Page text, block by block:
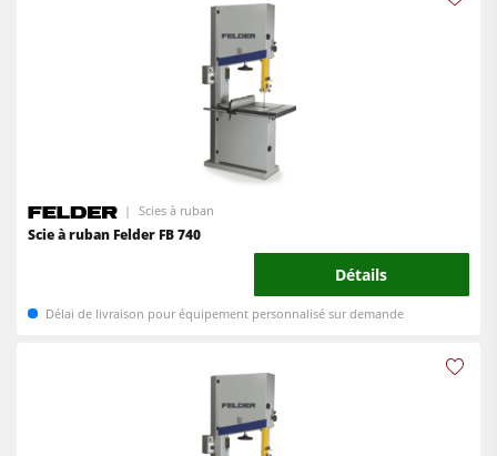
Scies à ruban
Scie à ruban Felder FB 740
Détails
Délai de livraison pour équipement personnalisé sur demande